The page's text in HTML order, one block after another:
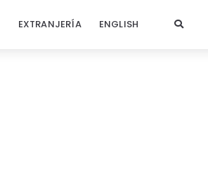
EXTRANJERÍA ENGLISH